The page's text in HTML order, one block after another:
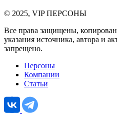
© 2025, VIP ПЕРСОНЫ
Все права защищены,
указания источника, автора и
запрещено.
Персоны
Компании
Статьи